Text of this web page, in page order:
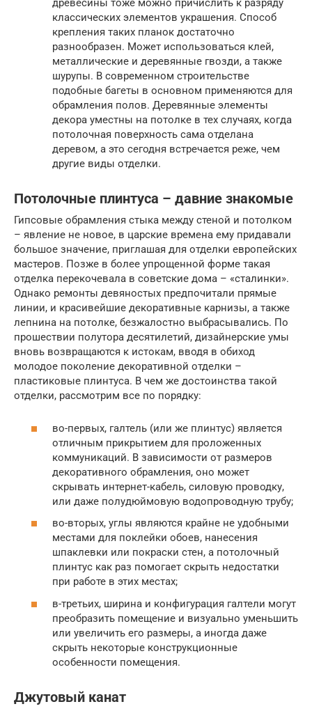
древесины тоже можно причислить к разряду
классических элементов украшения. Способ
крепления таких планок достаточно
разнообразен. Может использоваться клей,
металлические и деревянные гвозди, а также
шурупы. В современном строительстве
подобные багеты в основном применяются для
обрамления полов. Деревянные элементы
декора уместны на потолке в тех случаях, когда
потолочная поверхность сама отделана
деревом, а это сегодня встречается реже, чем
другие виды отделки.
Потолочные плинтуса – давние знакомые
Гипсовые обрамления стыка между стеной и потолком
– явление не новое, в царские времена ему придавали
большое значение, приглашая для отделки европейских
мастеров. Позже в более упрощенной форме такая
отделка перекочевала в советские дома – «сталинки».
Однако ремонты девяностых предпочитали прямые
линии, и красивейшие декоративные карнизы, а также
лепнина на потолке, безжалостно выбрасывались. По
прошествии полутора десятилетий, дизайнерские умы
вновь возвращаются к истокам, вводя в обиход
молодое поколение декоративной отделки –
пластиковые плинтуса. В чем же достоинства такой
отделки, рассмотрим все по порядку:
во-первых, галтель (или же плинтус) является
отличным прикрытием для проложенных
коммуникаций. В зависимости от размеров
декоративного обрамления, оно может
скрывать интернет-кабель, силовую проводку,
или даже полудюймовую водопроводную трубу;
во-вторых, углы являются крайне не удобными
местами для поклейки обоев, нанесения
шпаклевки или покраски стен, а потолочный
плинтус как раз помогает скрыть недостатки
при работе в этих местах;
в-третьих, ширина и конфигурация галтели могут
преобразить помещение и визуально уменьшить
или увеличить его размеры, а иногда даже
скрыть некоторые конструкционные
особенности помещения.
Джутовый канат